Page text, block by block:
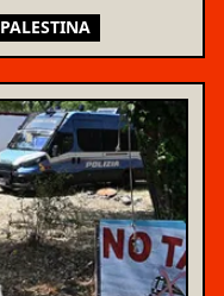
PALESTINA